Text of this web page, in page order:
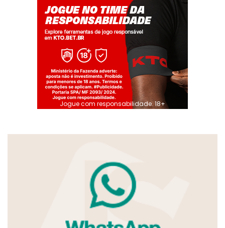
Jogue com responsabilidade. 18+